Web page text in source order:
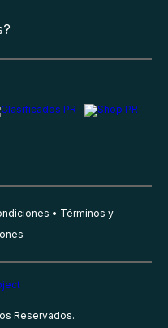
Términos y
Reservados.